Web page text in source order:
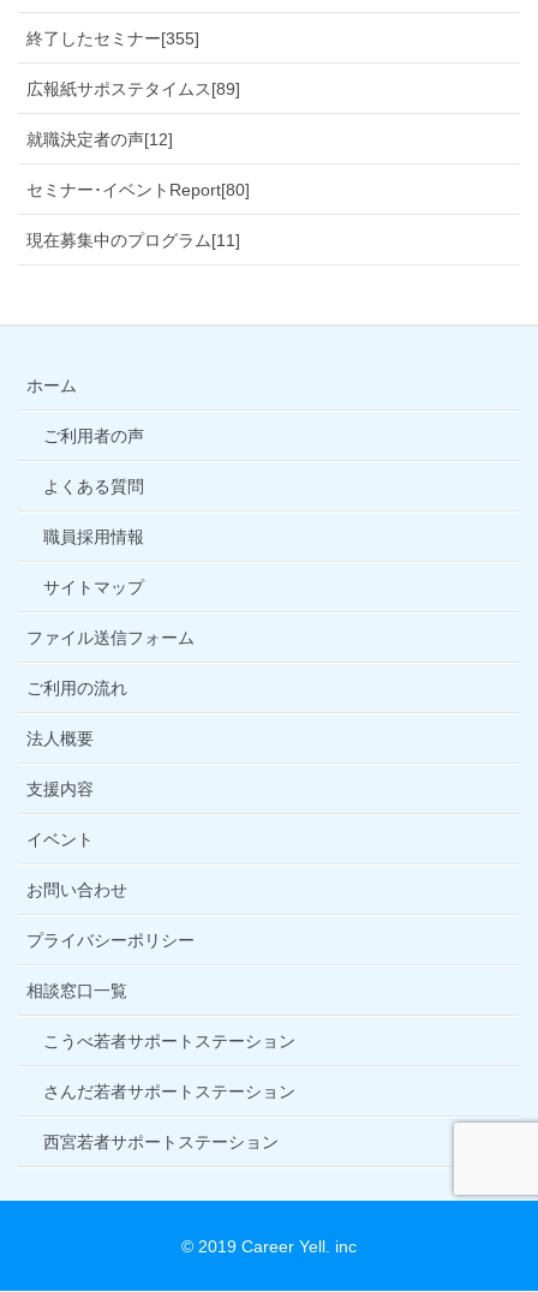
終了したセミナー[355]
広報紙サポステタイムス[89]
就職決定者の声[12]
セミナー･イベントReport[80]
現在募集中のプログラム[11]
ホーム
ご利用者の声
よくある質問
職員採用情報
サイトマップ
ファイル送信フォーム
ご利用の流れ
法人概要
支援内容
イベント
お問い合わせ
プライバシーポリシー
相談窓口一覧
こうべ若者サポートステーション
さんだ若者サポートステーション
西宮若者サポートステーション
© 2019 Career Yell. inc